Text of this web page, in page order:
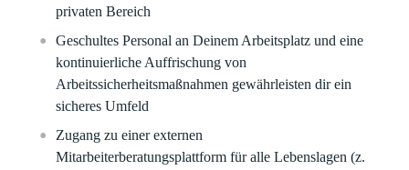
privaten Bereich
Geschultes Personal an Deinem Arbeitsplatz und eine
kontinuierliche Auffrischung von
Arbeitssicherheitsmaßnahmen gewährleisten dir ein
sicheres Umfeld​
Zugang zu einer externen
Mitarbeiterberatungsplattform für alle Lebenslagen (z.